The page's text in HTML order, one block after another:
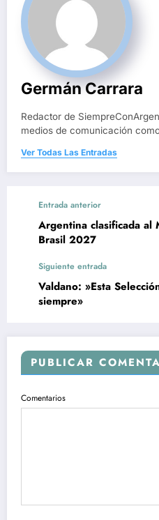
Germán Carrara
Redactor de
medios de comunicación
Ver Todas Las Entradas
Entrada anterior
Argentina clasificada al
Brasil 2027
Siguiente entrada
Valdano: »Esta
siempre»
PUBLICAR
Comentarios